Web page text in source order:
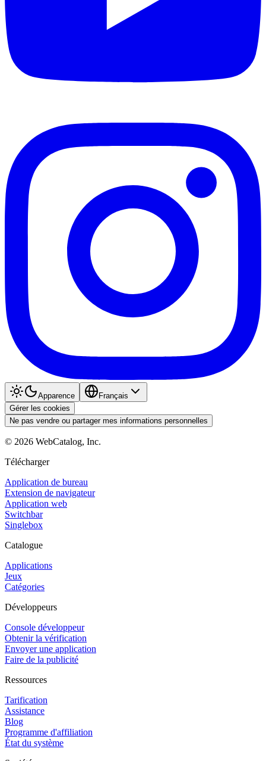
Apparence
Français
Gérer les cookies
Ne pas vendre ou partager mes informations personnelles
© 2026 WebCatalog, Inc.
Télécharger
Application de bureau
Extension de navigateur
Application web
Switchbar
Singlebox
Catalogue
Applications
Jeux
Catégories
Développeurs
Console développeur
Obtenir la vérification
Envoyer une application
Faire de la publicité
Ressources
Tarification
Assistance
Blog
Programme d'affiliation
État du système